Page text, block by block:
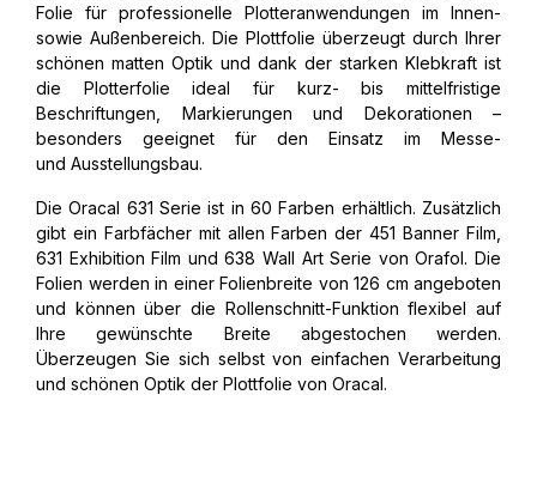
Folie für professionelle Plotteranwendungen im Innen-
sowie Außenbereich. Die Plottfolie überzeugt durch Ihrer
schönen matten Optik und dank der starken Klebkraft ist
die Plotterfolie ideal für kurz- bis mittelfristige
Beschriftungen, Markierungen und Dekorationen –
besonders geeignet für den Einsatz im Messe-
und Ausstellungsbau.
Die Oracal 631 Serie ist in 60 Farben erhältlich. Zusätzlich
gibt ein Farbfächer mit allen Farben der 451 Banner Film,
631 Exhibition Film und 638 Wall Art Serie von Orafol. Die
Folien werden in einer Folienbreite von 126 cm angeboten
und können über die Rollenschnitt-Funktion flexibel auf
Ihre gewünschte Breite abgestochen werden.
Überzeugen Sie sich selbst von einfachen Verarbeitung
und schönen Optik der Plottfolie von Oracal.​